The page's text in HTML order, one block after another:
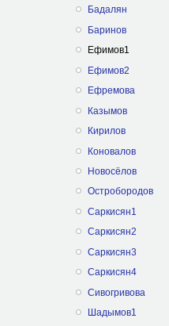
Бадалян
Баринов
Ефимов1
Ефимов2
Ефремова
Казымов
Кирилов
Коновалов
Новосёлов
Остробородов
Саркисян1
Саркисян2
Саркисян3
Саркисян4
Сивогривова
Шадымов1